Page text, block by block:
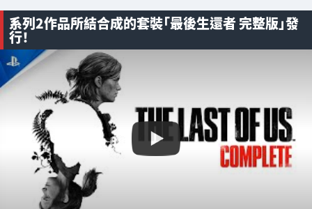
系列2作品所結合成的套裝「最後生還者 完整版」發
行！